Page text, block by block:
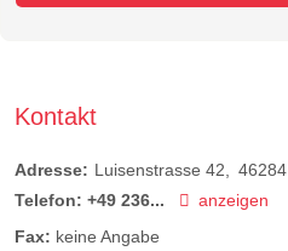
Kontakt
Adresse: Luisenstrasse 42 46284
Telefon: +49 236...
anzeigen
Fax: keine Angabe